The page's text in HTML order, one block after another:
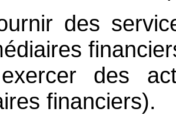
des
des
financiers).